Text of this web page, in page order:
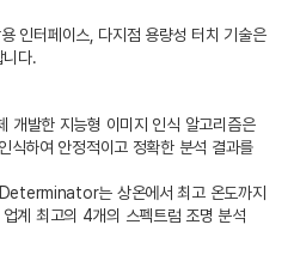
인터페이스, 다지점 용량성 터치 기술은
니다.
개발한 지능형 이미지 인식 알고리즘은
하여 안정적이고 정확한 분석 결과를
는 상온에서 최고 온도까지
계 최고의 4개의 스펙트럼 조명 분석